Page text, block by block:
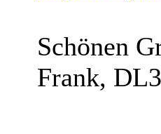
Schönen
Frank,